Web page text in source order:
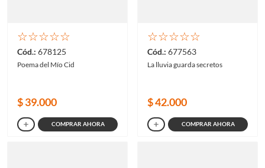
☆☆☆☆☆
678125
Poema del Mío Cid
$39.000
COMPRAR AHORA
☆☆☆☆☆
677563
La lluvia guarda secretos
$42.000
COMPRAR AHORA